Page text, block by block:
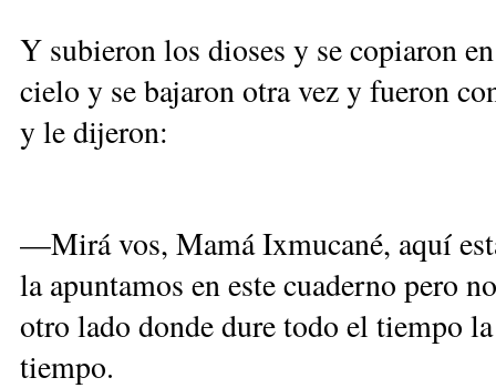
Y subieron los dioses y se copiaron
cielo y se bajaron otra vez y fueron
y le dijeron:
—Mirá vos, Mamá Ixmucané, aquí
la apuntamos en este cuaderno pero
otro lado donde dure todo el tiempo
tiempo.